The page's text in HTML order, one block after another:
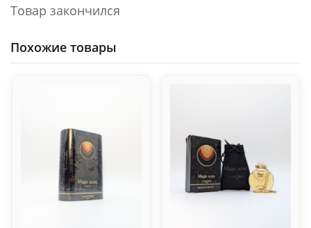
Товар закончился
Похожие товары